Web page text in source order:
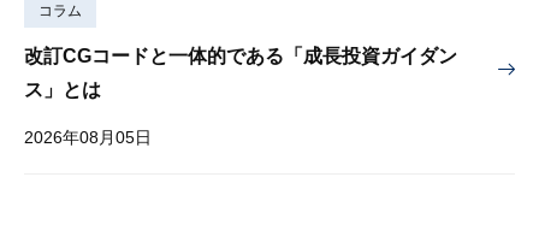
コラム
改訂CGコードと一体的である「成長投資ガイダン
ス」とは
2026年08月05日